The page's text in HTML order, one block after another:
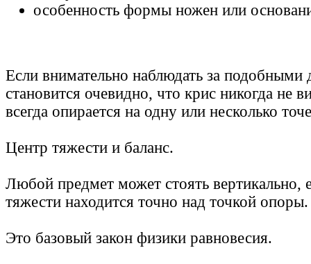
особенность формы ножен или
Если внимательно наблюдать за подобными
становится очевидно, что крис никогда не
всегда опирается на одну или несколько
Центр тяжести и баланс.
Любой предмет может стоять вертикально,
тяжести находится точно над точкой опоры.
Это базовый закон физики равновесия.